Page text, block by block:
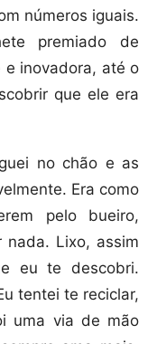
números iguais.
premiado de
e inovadora, até o
que ele era
no chão e as
Era como
pelo bueiro,
nada. Lixo, assim
eu te descobri.
tentei te reciclar,
uma via de mão